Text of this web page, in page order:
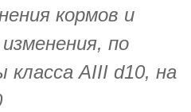
кормов и
по
класса АIII d10, на